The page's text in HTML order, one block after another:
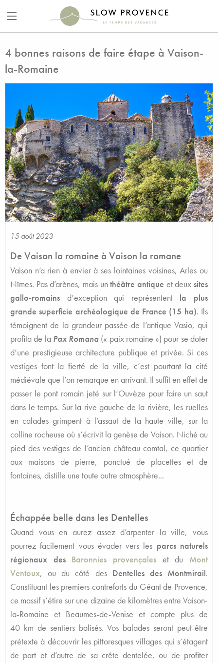
4 bonnes raisons de faire étape à Vaison-
la-Romaine
15 août 2023
De Vaison la romaine à Vaison la romane
Vaison n’a rien à envier à ses lointaines voisines, Arles ou
Nîmes. Pas d’arènes, mais unthéâtre antique et deux sites
gallo-romains d’exceptionqui représentent la plus
grande superficie archéologique de France (15 ha). Ils
témoignent de la grandeur passée de l’antique Vasio, qui
profita de la Pax Romana (« paix romaine ») pour se doter
d’une prestigieuse architecture publique et privée. Si ces
vestiges font la fierté de la ville, c’est pourtant la cité
médiévale que l’on remarque en arrivant. Il suffit en effet de
passer le pont romain jeté sur l’Ouvèze pour faire un saut
dans le temps. Sur la rive gauche de la rivière, les ruelles
en calades grimpent à l’assaut de la haute ville, sur la
colline rocheuse où s’écrivit la genèse de Vaison. Niché au
pied des vestiges de l’ancien château comtal, ce quartier
aux maisons de pierre, ponctué de placettes et de
fontaines, distille une toute autre atmosphère...
Échappée belle dans les Dentelles
Quand vous en aurez assez d’arpenter la ville, vous
pourrez facilement vous évader vers les parcs naturels
régionaux des Baronnies provençales et du Mont
Ventoux, ou du côté des Dentelles des Montmirail.
Constituant les premiers contreforts du Géant de Provence,
ce massif s’étire sur une dizaine de kilomètres entre Vaison-
la-Romaine et Beaumes-de-Venise et compte plus de
40 km de sentiers balisés. Vos balades seront peut-être
prétexte à découvrir les pittoresques villages qui s’étagent
de part et d’autre de sa crête dentelée, ou de profiter